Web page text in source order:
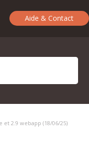
Aide & Contact
et 2.9 webapp (18/06/25)